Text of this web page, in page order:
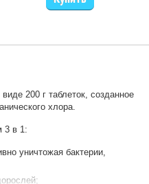
200 г таблеток, созданное
хлора.
3 в 1:
уничтожая бактерии,